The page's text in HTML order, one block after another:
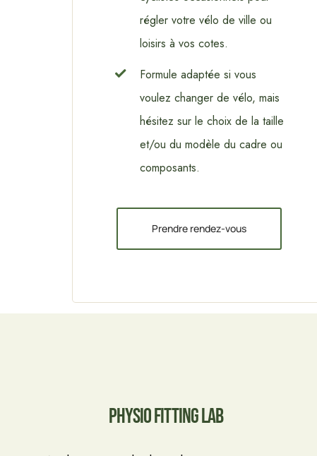
régler votre vélo de ville ou
loisirs à vos cotes.
Formule adaptée si vous
voulez changer de vélo, mais
hésitez sur le choix de la taille
et/ou du modèle du cadre ou
composants.
Prendre rendez-vous
Physio Fitting Lab